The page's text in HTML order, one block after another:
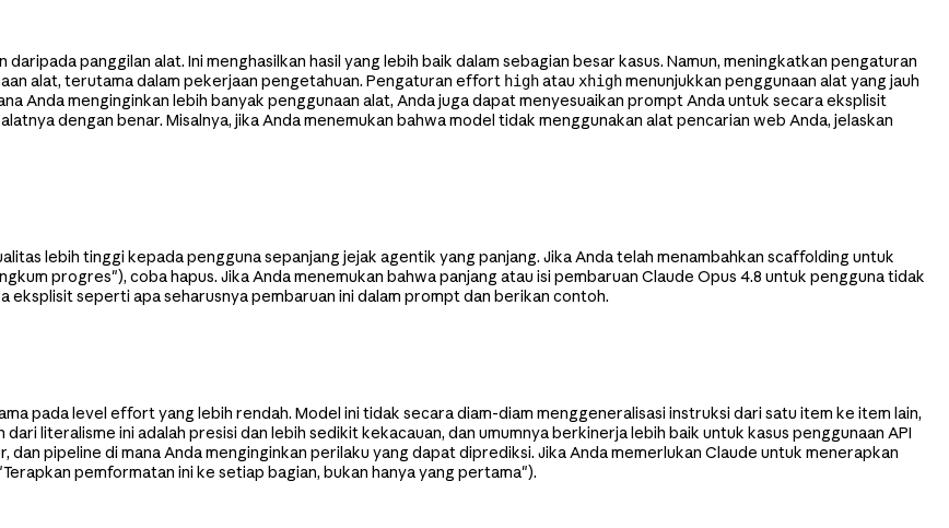
panggilan alat. Ini menghasilkan hasil yang lebih baik dalam sebagian besar kasus. Namun, meningkatkan pengaturan
alat, terutama dalam pekerjaan pengetahuan. Pengaturan effort highatau xhighmenunjukkan penggunaan alat yang jauh
Anda menginginkan lebih banyak penggunaan alat, Anda juga dapat menyesuaikan prompt Anda untuk secara eksplisit
dengan benar. Misalnya, jika Anda menemukan bahwa model tidak menggunakan alat pencarian web Anda, jelaskan
lebih tinggi kepada pengguna sepanjang jejak agentik yang panjang. Jika Anda telah menambahkan scaffolding untuk
progres"), coba hapus. Jika Anda menemukan bahwa panjang atau isi pembaruan Claude Opus 4.8 untuk pengguna tidak
eksplisit seperti apa seharusnya pembaruan ini dalam prompt dan berikan contoh.
pada level effort yang lebih rendah. Model ini tidak secara diam-diam menggeneralisasi instruksi dari satu item ke item lain,
literalisme ini adalah presisi dan lebih sedikit kekacauan, dan umumnya berkinerja lebih baik untuk kasus penggunaan API
pipeline di mana Anda menginginkan perilaku yang dapat diprediksi. Jika Anda memerlukan Claude untuk menerapkan
pemformatan ini ke setiap bagian, bukan hanya yang pertama").